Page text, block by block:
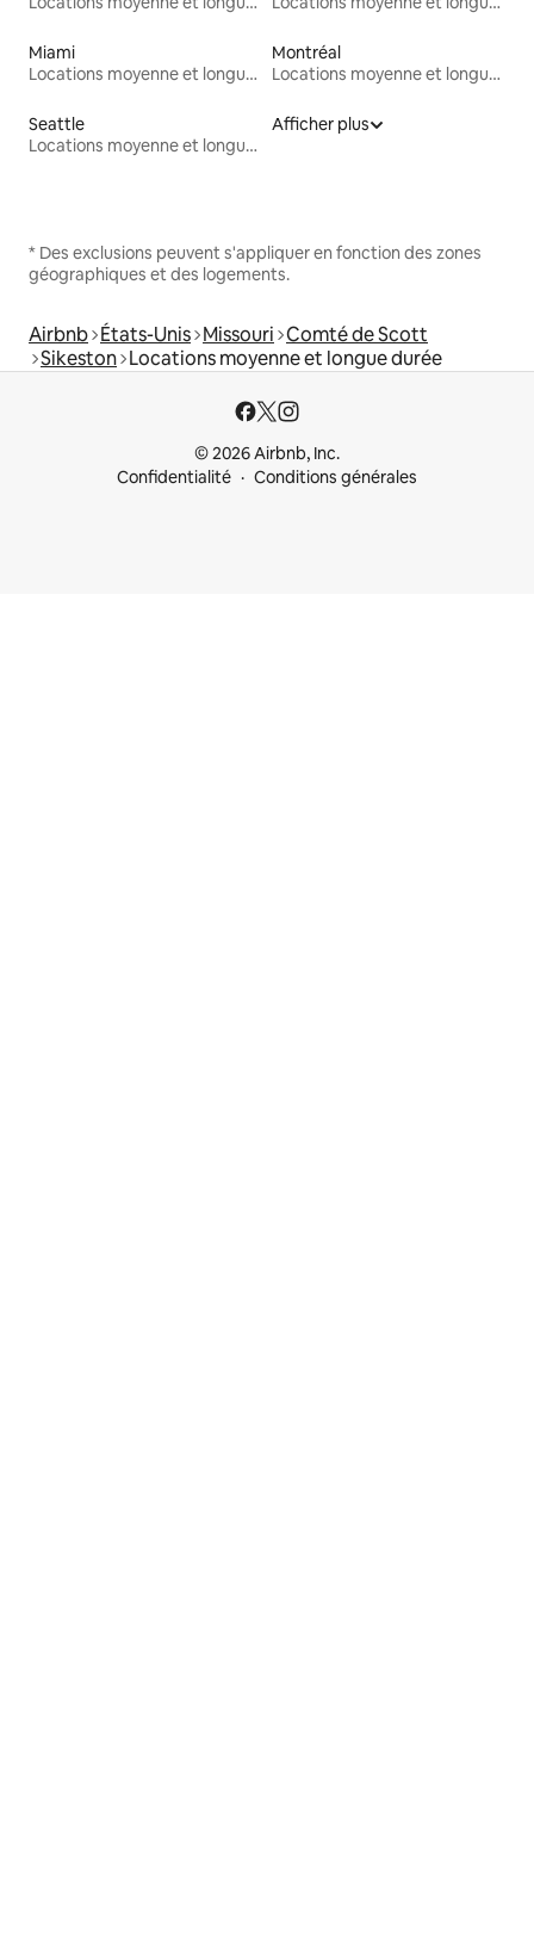
Miami
Locations moyenne et longue durée
Montréal
Locations moyenne et longue durée
Seattle
Locations moyenne et longue durée
Afficher plus
* Des exclusions peuvent s'appliquer en fonction des zones
géographiques et des logements.
Airbnb États-Unis Missouri Comté de Scott
Sikeston Locations moyenne et longue durée
© 2026 Airbnb, Inc.
Confidentialité
Conditions générales